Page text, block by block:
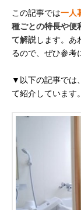
この記事では一人
種ごとの特長や便
て解説します。あ
るので、ぜひ参考
▼以下の記事では
て紹介しています。